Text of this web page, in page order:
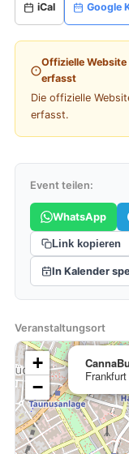
iCal Google
Offizielle
erfasst
Die offizielle
erfasst.
Event teilen:
WhatsApp
Link kopieren
In Kalender
Veranstaltungsort
+
−